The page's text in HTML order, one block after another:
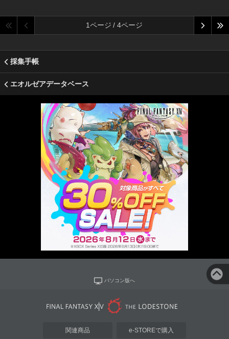
1ページ / 4ページ
採集手帳
エオルゼアデータベース
パソコン版へ
関連商品 e-STOREで購入